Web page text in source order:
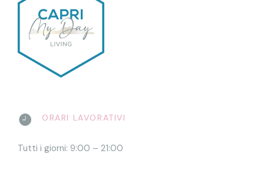
ORARI LAVORATIVI
Tutti i giorni: 9:00 – 21:00